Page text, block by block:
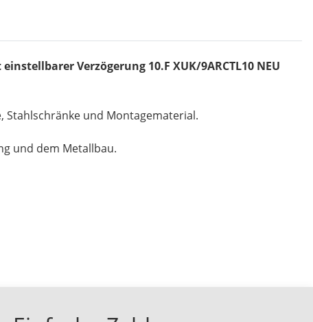
Verzögerung 10.F XUK/9ARCTL10 NEU
Stahlschränke und Montagematerial.
und dem Metallbau.